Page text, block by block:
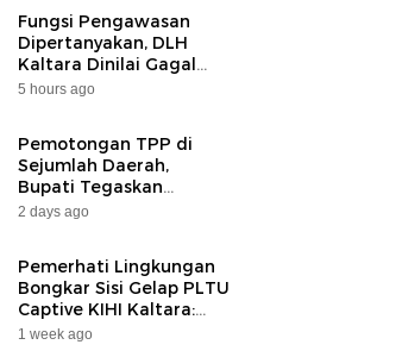
Fungsi Pengawasan
Dipertanyakan, DLH
Kaltara Dinilai Gagal
Awasi PLTU Captive dan
5 hours ago
Pemotongan TPP di
Sejumlah Daerah,
Bupati Tegaskan
Bulungan Belum
2 days ago
Pemerhati Lingkungan
Bongkar Sisi Gelap PLTU
Captive KIHI Kaltara:
“Industri Hijau Hanya
1 week ago